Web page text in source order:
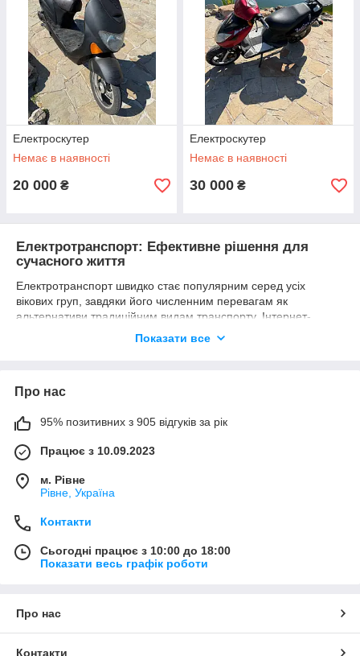
Електроскутер
Немає в наявності
20 000 ₴
Електроскутер
Немає в наявності
30 000 ₴
Електротранспорт: Ефективне рішення для
сучасного життя
Електротранспорт швидко стає популярним серед усіх
вікових груп, завдяки його численним перевагам як
альтернативи традиційним видам транспорту. Інтернет-
магазин AKKB пропонує широкий вибір сучасного
Види електротранспорту від AKKB:
комфортною підвіскою і міцною рамою для стабільного
Сігвеї: Електричні самобалансуючі засоби
пересування на двох колесах, ідеальні для міського
середовища.
електродвигуном, забезпечують високу швидкість і
Гіроскутери: Управляються за допомогою
педалювання з електричною тягою, забезпечуючи
гнучкість у використанні.
Переваги електротранспорту:
Показати все
Про нас
95% позитивних з 905 відгуків за рік
Працює з 10.09.2023
м. Рівне
Рівне, Україна
Контакти
Сьогодні працює з 10:00 до 18:00
Показати весь графік роботи
Про нас
Контакти